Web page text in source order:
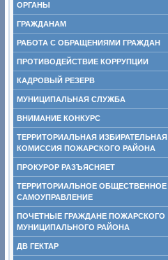
ОРГАНЫ
ГРАЖДАНАМ
РАБОТА С ОБРАЩЕНИЯМИ ГРАЖДАН
ПРОТИВОДЕЙСТВИЕ КОРРУПЦИИ
КАДРОВЫЙ РЕЗЕРВ
МУНИЦИПАЛЬНАЯ СЛУЖБА
ВНИМАНИЕ КОНКУРС
ТЕРРИТОРИАЛЬНАЯ ИЗБИРАТЕЛЬНАЯ
КОМИССИЯ ПОЖАРСКОГО РАЙОНА
ПРОКУРОР РАЗЪЯСНЯЕТ
ТЕРРИТОРИАЛЬНОЕ ОБЩЕСТВЕННОЕ
САМОУПРАВЛЕНИЕ
ПОЧЕТНЫЕ ГРАЖДАНЕ ПОЖАРСКОГО
МУНИЦИПАЛЬНОГО РАЙОНА
ДВ ГЕКТАР